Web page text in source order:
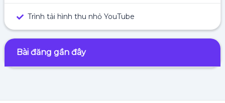
Trình tải hình thu nhỏ YouTube
Bài đăng gần đây